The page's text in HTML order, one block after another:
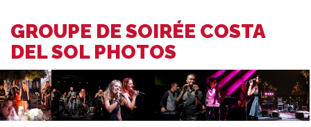
GROUPE DE SOIRÉE COSTA
DEL SOL PHOTOS